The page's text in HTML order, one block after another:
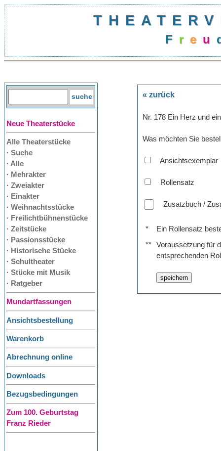
Freu
Neue Theaterstücke
Alle Theaterstücke
· Suche
· Alle
· Mehrakter
· Zweiakter
· Einakter
· Weihnachtsstücke
· Freilichtbühnenstücke
· Zeitstücke
· Passionsstücke
· Historische Stücke
· Schultheater
· Stücke mit Musik
· Ratgeber
Mundartfassungen
Ansichtsbestellung
Warenkorb
Abrechnung online
Downloads
Bezugsbedingungen
Zum 100. Geburtstag
Franz Rieder
« zurück
Nr. 178 Ein Herz und
Was möchten Sie
Ansichtsexemplar
Rollensatz
Zusatzbuch /
*
Ein Rollensatz
**
Voraussetzung für
entsprechenden